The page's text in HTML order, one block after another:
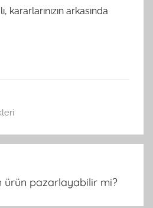
kararlarınızın arkasında
ürün pazarlayabilir mi?